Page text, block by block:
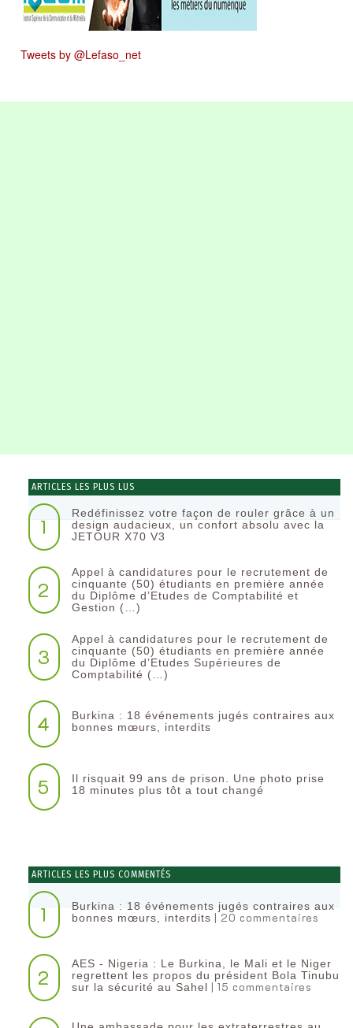
Tweets by @Lefaso_net
ARTICLES LES PLUS LUS
1
Redéfinissez votre façon de rouler grâce à un
design audacieux, un confort absolu avec la
JETOUR X70 V3
2
Appel à candidatures pour le recrutement de
cinquante (50) étudiants en première année
du Diplôme d’Etudes de Comptabilité et
Gestion (…)
3
Appel à candidatures pour le recrutement de
cinquante (50) étudiants en première année
du Diplôme d’Etudes Supérieures de
Comptabilité (…)
4
Burkina : 18 événements jugés contraires aux
bonnes mœurs, interdits
5
Il risquait 99 ans de prison. Une photo prise
18 minutes plus tôt a tout changé
ARTICLES LES PLUS COMMENTÉS
1
Burkina : 18 événements jugés contraires aux
bonnes mœurs, interdits | 20 commentaires
2
AES - Nigeria : Le Burkina, le Mali et le Niger
regrettent les propos du président Bola Tinubu
sur la sécurité au Sahel | 15 commentaires